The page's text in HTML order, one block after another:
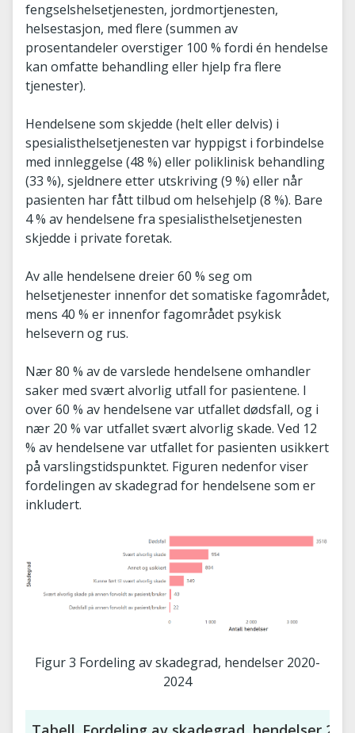
fengselshelsetjenesten, jordmortjenesten,
helsestasjon, med flere (summen av
prosentandeler overstiger 100 % fordi én hendelse
kan omfatte behandling eller hjelp fra flere
tjenester).
Hendelsene som skjedde (helt eller delvis) i
spesialisthelsetjenesten var hyppigst i forbindelse
med innleggelse (48 %) eller poliklinisk behandling
(33 %), sjeldnere etter utskriving (9 %) eller når
pasienten har fått tilbud om helsehjelp (8 %). Bare
4 % av hendelsene fra spesialisthelsetjenesten
skjedde i private foretak.
Av alle hendelsene dreier 60 % seg om
helsetjenester innenfor det somatiske fagområdet,
mens 40 % er innenfor fagområdet psykisk
helsevern og rus.
Nær 80 % av de varslede hendelsene omhandler
saker med svært alvorlig utfall for pasientene. I
over 60 % av hendelsene var utfallet dødsfall, og i
nær 20 % var utfallet svært alvorlig skade. Ved 12
% av hendelsene var utfallet for pasienten usikkert
på varslingstidspunktet. Figuren nedenfor viser
fordelingen av skadegrad for hendelsene som er
inkludert.
Figur 3 Fordeling av skadegrad, hendelser 2020-
2024